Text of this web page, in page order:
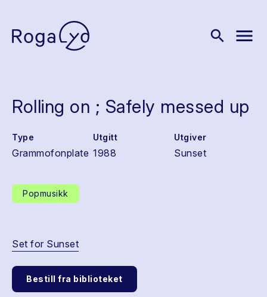
search menu
Rolling on ; Safely messed up
Type
Grammofonplate
Utgitt
1988
Utgiver
Sunset
Popmusikk
Set for Sunset
Bestill fra biblioteket